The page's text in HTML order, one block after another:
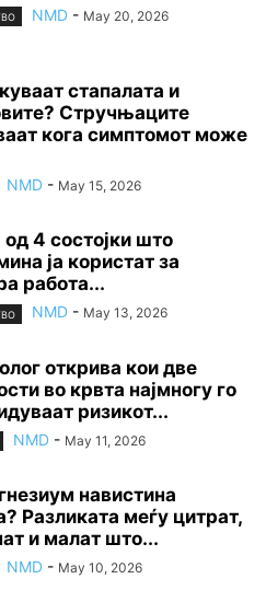
NMD - May 20, 2026
стапалата и
Стручњаците
кога симптомот може
NMD - May 15, 2026
4 состојки што
ја користат за
работа...
NMD - May 13, 2026
открива кои две
во крвта најмногу го
ризикот...
NMD - May 11, 2026
навистина
Разликата меѓу цитрат,
и малат што...
NMD - May 10, 2026